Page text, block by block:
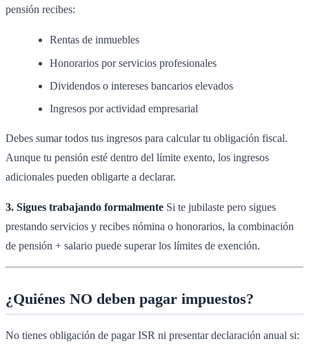
pensión recibes:
Rentas de inmuebles
Honorarios por servicios profesionales
Dividendos o intereses bancarios elevados
Ingresos por actividad empresarial
Debes sumar todos tus ingresos para calcular tu obligación fiscal.
Aunque tu pensión esté dentro del límite exento, los ingresos
adicionales pueden obligarte a declarar.
3. Sigues trabajando formalmente Si te jubilaste pero sigues
prestando servicios y recibes nómina o honorarios, la combinación
de pensión + salario puede superar los límites de exención.
¿Quiénes NO deben pagar impuestos?
No tienes obligación de pagar ISR ni presentar declaración anual si: